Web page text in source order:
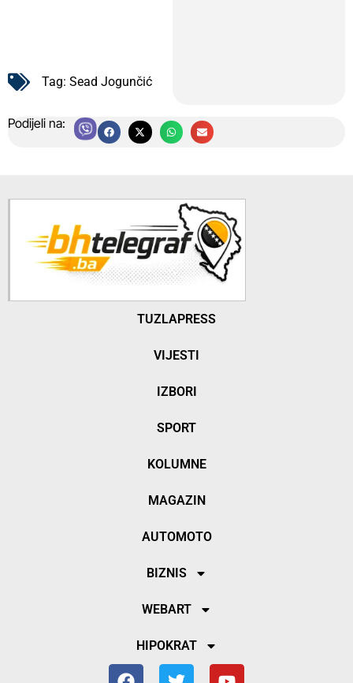
Tag: Sead Jogunčić
Podijeli na:
TUZLAPRESS
VIJESTI
IZBORI
SPORT
KOLUMNE
MAGAZIN
AUTOMOTO
BIZNIS
WEBART
HIPOKRAT